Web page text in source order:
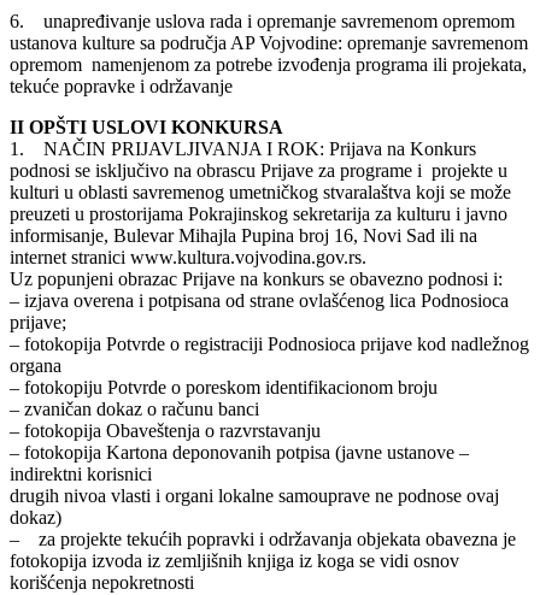
6. unapređivanje uslova rada i opremanje savremenom opremom
ustanova kulture sa područja AP Vojvodine: opremanje savremenom
opremom namenjenom za potrebe izvođenja programa ili projekata,
tekuće popravke i održavanje
II OPŠTI USLOVI KONKURSA
1. NAČIN PRIJAVLJIVANJA I ROK: Prijava na Konkurs
podnosi se isključivo na obrascu Prijave za programe i projekte u
kulturi u oblasti savremenog umetničkog stvaralaštva koji se može
preuzeti u prostorijama Pokrajinskog sekretarija za kulturu i javno
informisanje, Bulevar Mihajla Pupina broj 16, Novi Sad ili na
internet stranici www.kultura.vojvodina.gov.rs.
Uz popunjeni obrazac Prijave na konkurs se obavezno podnosi i:
– izjava overena i potpisana od strane ovlašćenog lica Podnosioca
prijave;
– fotokopija Potvrde o registraciji Podnosioca prijave kod nadležnog
organa
– fotokopiju Potvrde o poreskom identifikacionom broju
– zvaničan dokaz o računu banci
– fotokopija Obaveštenja o razvrstavanju
– fotokopija Kartona deponovanih potpisa (javne ustanove –
indirektni korisnici
drugih nivoa vlasti i organi lokalne samouprave ne podnose ovaj
dokaz)
– za projekte tekućih popravki i održavanja objekata obavezna je
fotokopija izvoda iz zemljišnih knjiga iz koga se vidi osnov
korišćenja nepokretnosti